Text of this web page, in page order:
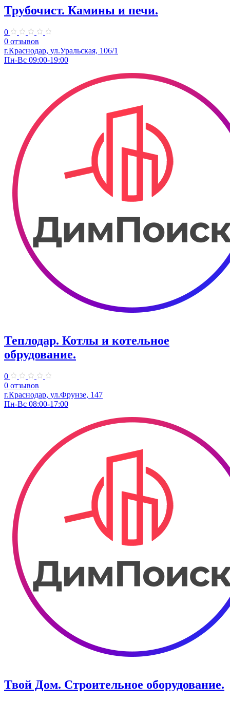
Трубочист. Камины и печи.
0
0 отзывов
г.Краснодар, ул.Уральская, 106/1
Пн-Вс 09:00-19:00
Теплодар. Котлы и котельное
обрудование.
0
0 отзывов
г.Краснодар, ул.Фрунзе, 147
Пн-Вс 08:00-17:00
Твой Дом. Строительное оборудование.